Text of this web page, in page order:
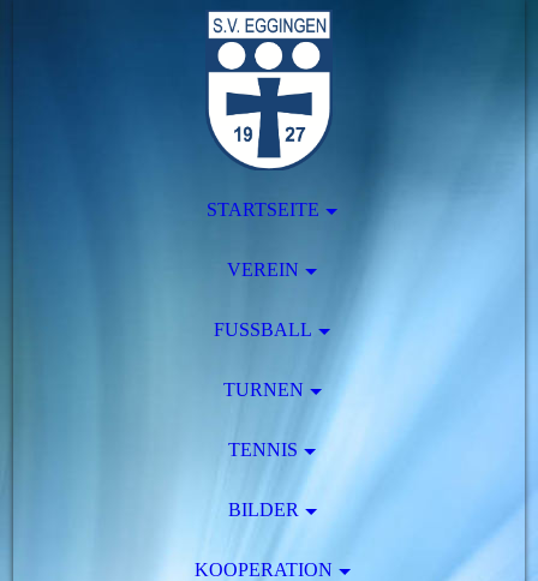
STARTSEITE
VEREIN
FUSSBALL
TURNEN
TENNIS
BILDER
KOOPERATION